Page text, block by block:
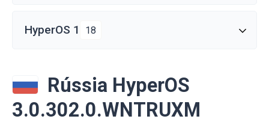
HyperOS 1 18
Rússia HyperOS
3.0.302.0.WNTRUXM